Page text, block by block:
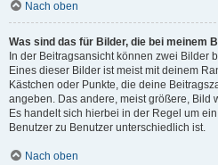
Nach oben
Was sind das für Bilder, die bei meinem
In der Beitragsansicht können zwei Bilder
Eines dieser Bilder ist meist mit deinem
Kästchen oder Punkte, die deine
angeben. Das andere, meist größere, Bild
Es handelt sich hierbei in der Regel um
Benutzer zu Benutzer unterschiedlich ist.
Nach oben